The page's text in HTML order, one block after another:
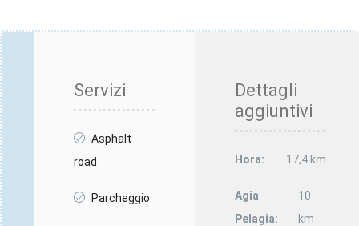
Servizi
Asphalt
road
Parcheggio
Dettagli
aggiuntivi
Hora: 17,4 km
Agia
Pelagia:
10
km